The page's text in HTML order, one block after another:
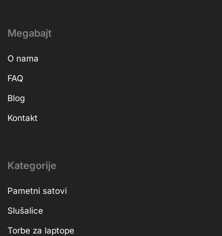
Megabajt
O nama
FAQ
Blog
Kontakt
Kategorije
Pametni satovi
Slušalice
Torbe za laptope